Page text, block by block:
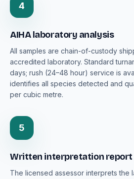
4
AIHA laboratory analysis
All samples are chain-of-custody
accredited laboratory. Standard
days; rush (24–48 hour) service is
identifies all species detected and
per cubic metre.
5
Written interpretation report
The licensed assessor interprets the